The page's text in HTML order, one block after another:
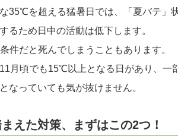
35℃を超える猛暑日では、「夏バテ」
るため日中の活動は低下します。
件だと死んでしまうこともあります。
月頃でも15℃以上となる日があり、一
なっていても気が抜けません。
えた対策、まずはこの2つ！